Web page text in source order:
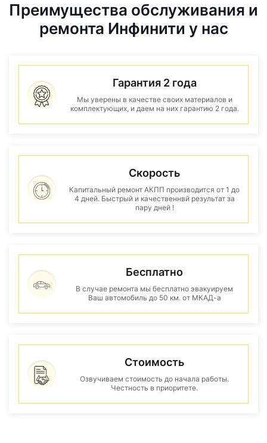
Преимущества обслуживания и
ремонта Инфинити у нас
Гарантия 2 года
Мы уверены в качестве своих материалов и
комплектующих, и даем на них гарантию 2 года.
Скорость
Капитальный ремонт АКПП производится от 1 до
4 дней. Быстрый и качественнвй результат за
пару дней !
Бесплатно
В случае ремонта мы бесплатно эвакуируем
Ваш автомобиль до 50 км. от МКАД-а
Стоимость
Озвучиваем стоимость до начала работы.
Честность в приоритете.